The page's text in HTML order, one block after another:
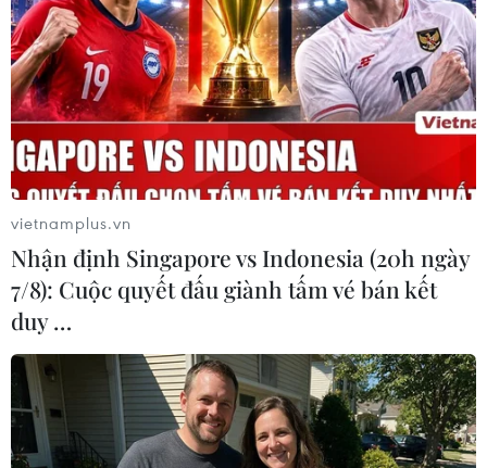
Theo dõi VietnamPlus
TIN LIÊN QUAN
vietnamplus.vn
Nhận định Singapore vs Indonesia (20h ngày
7/8): Cuộc quyết đấu giành tấm vé bán kết
duy …